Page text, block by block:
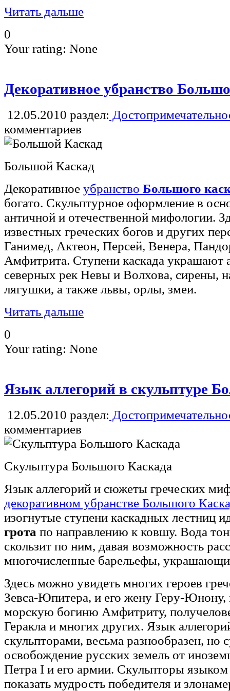
Читать дальше
0
Your rating: None
Декоративное убранство
12.05.2010 раздел:
комментариев
Большой Каскад
Декоративное убранство Большого
богато. Скульптурное оформление в
античной и отечественной мифологии.
известных греческих богов и других
Ганимед, Актеон, Персей, Венера,
Амфитрита. Ступени каскада украшают
северных рек Невы и Волхова, сирены,
лягушки, а также львы, орлы, змеи.
Читать дальше
0
Your rating: None
Язык аллегорий в скульптуре
12.05.2010 раздел:
комментариев
Скульптура Большого Каскада
Язык аллегорий и сюжеты греческих
декоративном убранстве Большого
изогнутые ступени каскадных лестниц
грота по направлению к ковшу. Вода
скользит по ним, давая возможность
многочисленные барельефы,
Здесь можно увидеть многих героев
Зевса-Юпитера, и его жену Геру-Юнону,
морскую богиню Амфитриту,
Геракла и многих других. Язык
скульпторами, весьма разнообразен, но
освобождение русских земель от
Петра I и его армии. Скульпторы языком
показать мудрость победителя и